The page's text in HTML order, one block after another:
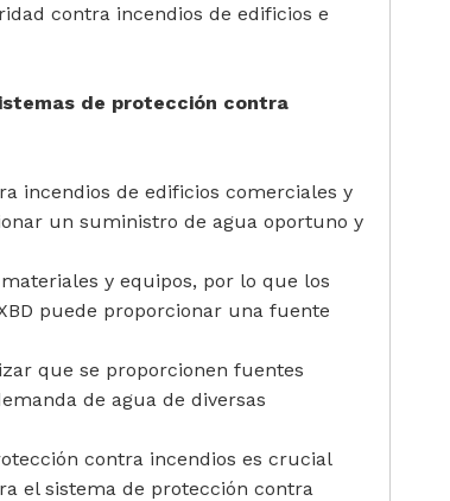
contra incendios de edificios e
de protección contra
incendios de edificios comerciales y
un suministro de agua oportuno y
y equipos, por lo que los
puede proporcionar una fuente
que se proporcionen fuentes
de agua de diversas
contra incendios es crucial
el sistema de protección contra